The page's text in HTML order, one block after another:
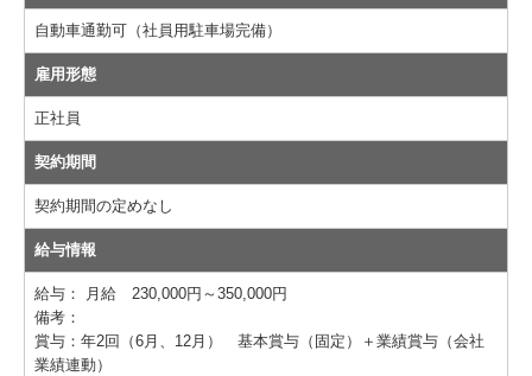
自動車通勤可（社員用駐車場完備）
雇用形態
正社員
契約期間
契約期間の定めなし
給与情報
給与：
月給 230,000円～350,000円
備考：
賞与：年2回（6月、12月） 基本賞与（固定）＋業績賞与（会社
業績連動）